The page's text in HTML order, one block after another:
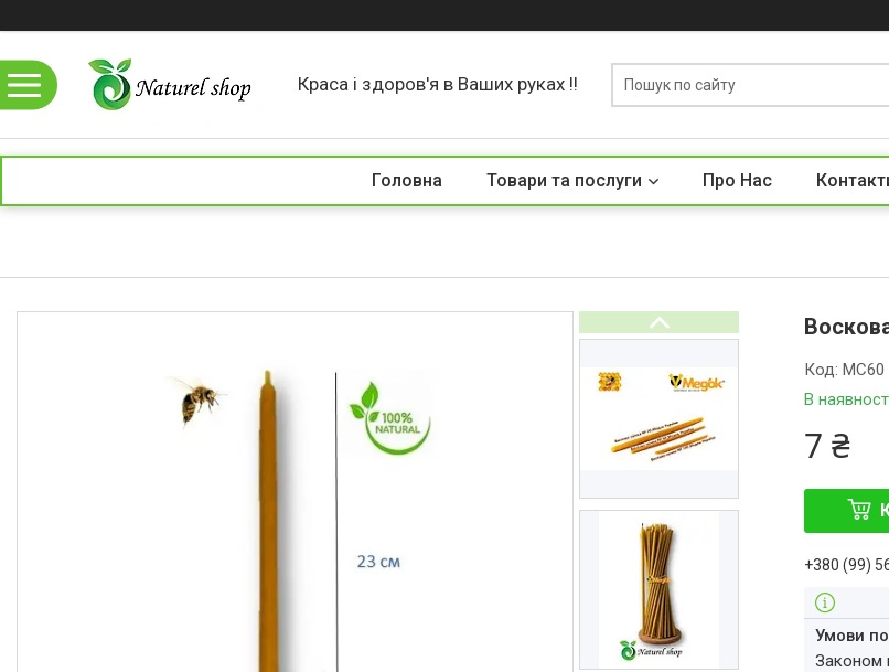
Краса і здоров'я в Ваших руках !!
Головна Товари та послуги Про Нас
В
Код:МС60
7 ₴
+380 (99)